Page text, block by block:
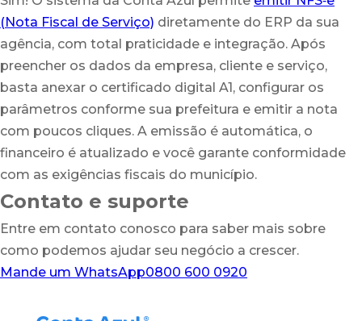
(Nota Fiscal de Serviço) diretamente do ERP da sua
agência, com total praticidade e integração. Após
preencher os dados da empresa, cliente e serviço,
basta anexar o certificado digital A1, configurar os
parâmetros conforme sua prefeitura e emitir a nota
com poucos cliques. A emissão é automática, o
financeiro é atualizado e você garante conformidade
com as exigências fiscais do município.
Contato e suporte
Entre em contato conosco para saber mais sobre
como podemos ajudar seu negócio a crescer.
Mande um WhatsApp0800 600 0920